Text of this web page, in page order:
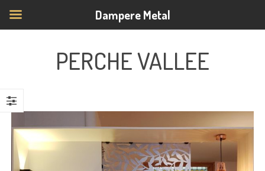
PERCHE VALLEE
Dampere Metal